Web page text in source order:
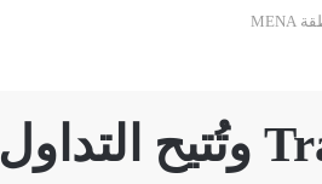
Bitget تتوسّع إلى مجال TradFi وتُتيح التداول